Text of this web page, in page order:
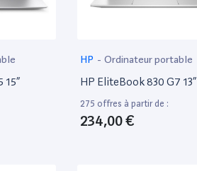
15”
HP - Ordinateur portable
HP EliteBook 830 G7 13”
275 offres à partir de :
234,00 €